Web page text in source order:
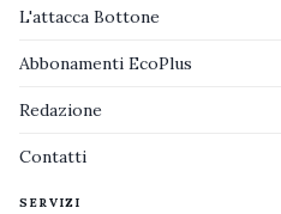
L'attacca Bottone
Abbonamenti EcoPlus
Redazione
Contatti
SERVIZI